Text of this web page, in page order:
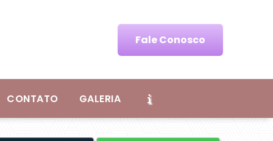
Fale Conosco
CONTATO GALERIA